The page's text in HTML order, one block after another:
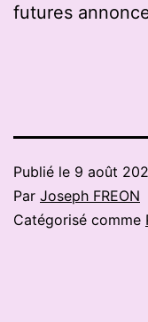
futures
Publié le 9 août
Par Joseph FREON
Catégorisé comme